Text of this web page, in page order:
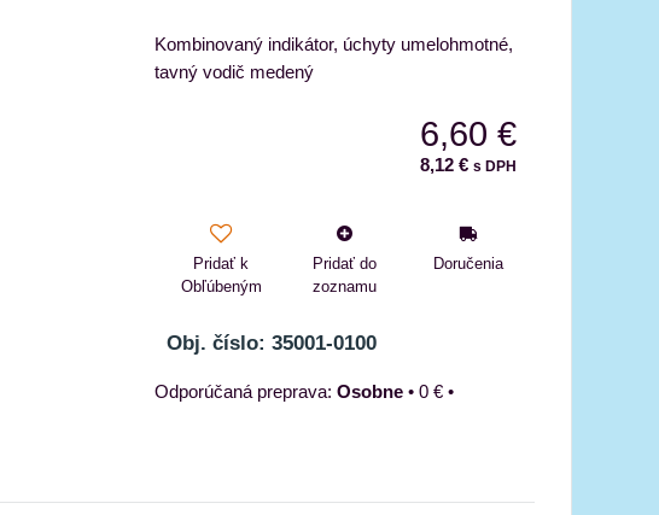
Kombinovaný indikátor, úchyty umelohmotné,
tavný vodič medený
6,60 €
8,12 € s DPH
Pridať k
Obľúbeným
Pridať do
zoznamu
Doručenia
Obj. číslo: 35001-0100
Osobne • 0 € •